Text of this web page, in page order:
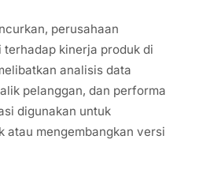
perusahaan
terhadap kinerja produk di
analisis data
pelanggan, dan performa
digunakan untuk
atau mengembangkan versi